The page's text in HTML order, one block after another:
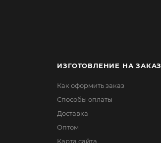
ИЗГОТОВЛЕНИЕ НА ЗАКАЗ
Как оформить заказ
Способы оплаты
Доставка
Оптом
Карта сайта